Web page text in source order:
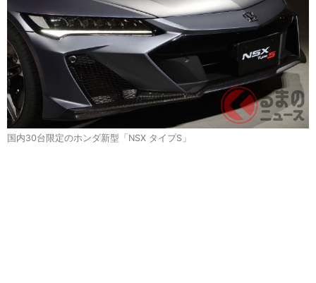
国内30台限定のホンダ新型「NSX タイプS」